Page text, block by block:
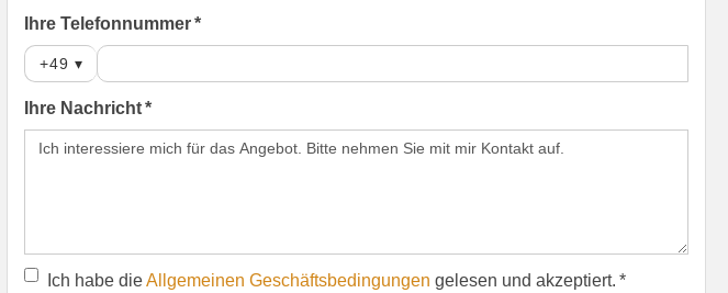
Ihre Telefonnummer *
+49 ▾
Ihre Nachricht *
Ich habe dieAllgemeinen Geschäftsbedingungen gelesen und akzeptiert. *